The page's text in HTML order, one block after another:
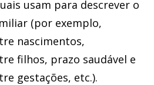
usam para descrever o
(por exemplo,
nascimentos,
filhos, prazo saudável e
gestações, etc.).